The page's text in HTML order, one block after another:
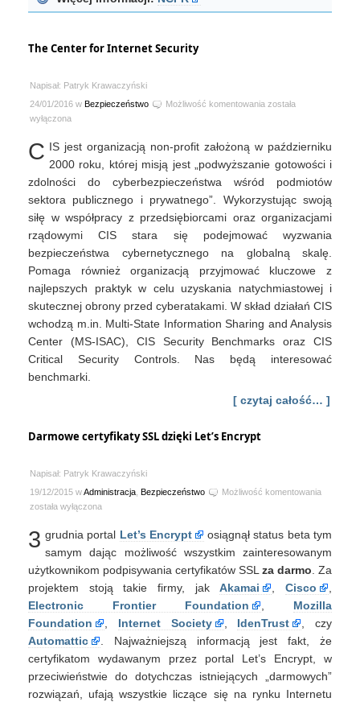
The Center for Internet Security
Napisał: Patryk Krawaczyński
24/01/2016 w Bezpieczeństwo Możliwość komentowania The
Internet
Security
została
wyłączona
C IS jest organizacją non-profit założoną w październiku
2000 roku, której misją jest „podwyższanie gotowości i
zdolności do cyberbezpieczeństwa wśród podmiotów
sektora publicznego i prywatnego”. Wykorzystując swoją
siłę w współpracy z przedsiębiorcami oraz organizacjami
rządowymi CIS stara się podejmować wyzwania
bezpieczeństwa cybernetycznego na globalną skalę.
Pomaga również organizacją przyjmować kluczowe z
najlepszych praktyk w celu uzyskania natychmiastowej i
skutecznej obrony przed cyberatakami. W skład działań CIS
wchodzą m.in. Multi-State Information Sharing and Analysis
Center (MS-ISAC), CIS Security Benchmarks oraz CIS
Critical Security Controls. Nas będą interesować
benchmarki.
[ czytaj całość… ]
Darmowe certyfikaty SSL dzięki Let’s Encrypt
Napisał: Patryk Krawaczyński
19/12/2015 wAdministracja Bezpieczeństwo Możliwość komentowania
dzięki
Let’s
została wyłączona
3 grudnia portal Let’s Encrypt
osiągnął status beta tym
samym dając możliwość wszystkim zainteresowanym
użytkownikom podpisywania certyfikatów SSL za darmo . Za
projektem stoją takie firmy, jakAkamai ,Cisco
Electronic Frontier Foundation
Mozilla
Foundation
Internet Society , IdenTrust
, czy
Automattic
. Najważniejszą informacją jest fakt, że
certyfikatom wydawanym przez portal Let’s Encrypt, w
przeciwieństwie do dotychczas istniejących „darmowych”
rozwiązań, ufają wszystkie liczące się na rynku Internetu